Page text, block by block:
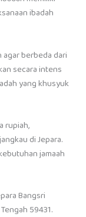
ibadah
berbeda dari
secara intens
yang khusyuk
rupiah,
di Jepara.
jamaah
Bangsri
59431.